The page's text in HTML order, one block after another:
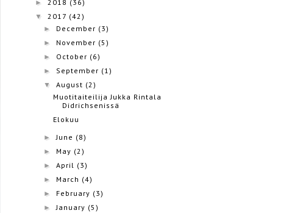
► 2018 (36)
▼ 2017 (42)
► December (3)
► November (5)
► October (6)
► September (1)
▼August (2)
Muotitaiteilija Jukka Rintala
Didrichsenissä
Elokuu
►June (8)
► May (2)
►April (3)
► March (4)
► February (3)
►January (5)